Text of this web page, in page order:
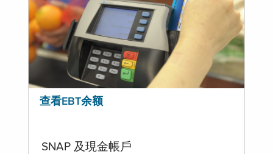
查看EBT余额
SNAP 及現金帳戶